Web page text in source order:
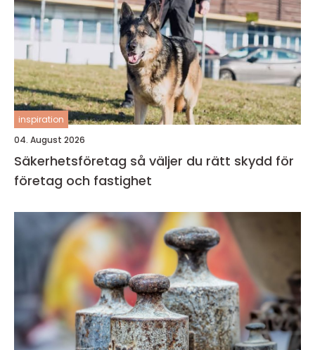
inspiration
04. August 2026
Säkerhetsföretag så väljer du rätt skydd för
företag och fastighet